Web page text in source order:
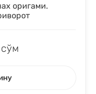
оригами.
сўм